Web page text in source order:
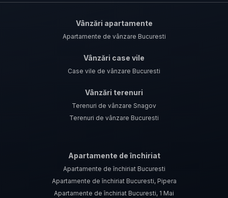
Vânzări apartamente
Apartamente de vânzare Bucuresti
Vânzări case vile
Case vile de vânzare Bucuresti
Vânzări terenuri
Terenuri de vânzare Snagov
Terenuri de vânzare Bucuresti
Apartamente de închiriat
Apartamente de închiriat Bucuresti
Apartamente de închiriat Bucuresti, Pipera
Apartamente de închiriat Bucuresti, 1 Mai